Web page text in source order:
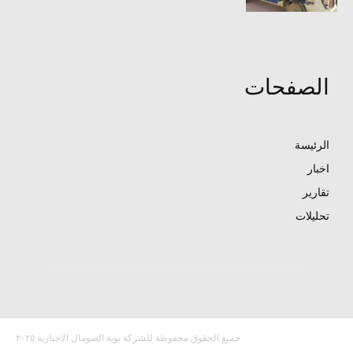
الصفحات
الرئيسة
اخبار
تقارير
تحليلات
جميع الحقوق محفوظة للشركة بوبة الصومال الاخبارية ٢٠٢٥